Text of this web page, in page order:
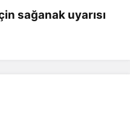
sağanak uyarısı